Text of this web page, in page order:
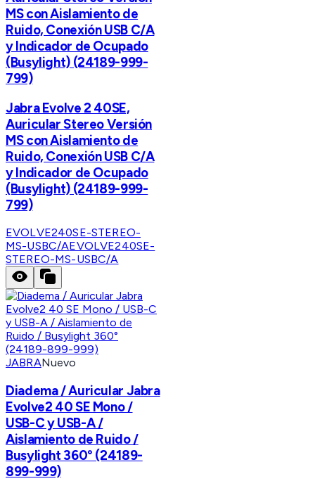
MS con Aislamiento de
Ruido, Conexión USB C/A
y Indicador de Ocupado
(Busylight) (24189-999-
799)
Jabra Evolve 2 40SE,
Auricular Stereo Versión
MS con Aislamiento de
Ruido, Conexión USB C/A
y Indicador de Ocupado
(Busylight) (24189-999-
799)
EVOLVE240SE-STEREO-
MS-USBC/AEVOLVE240SE-
STEREO-MS-USBC/A
JABRANuevo
Diadema / Auricular Jabra
Evolve2 40 SE Mono /
USB-C y USB-A /
Aislamiento de Ruido /
Busylight 360° (24189-
899-999)